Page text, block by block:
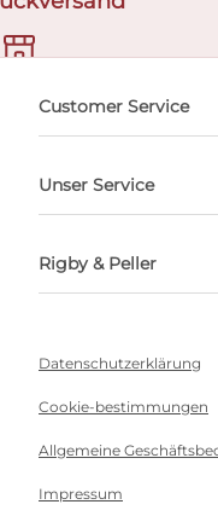
buchen
Customer Service
Unser Service
Rigby & Peller
Datenschutzerklärung
Cookie-bestimmungen
Allgemeine
Impressum